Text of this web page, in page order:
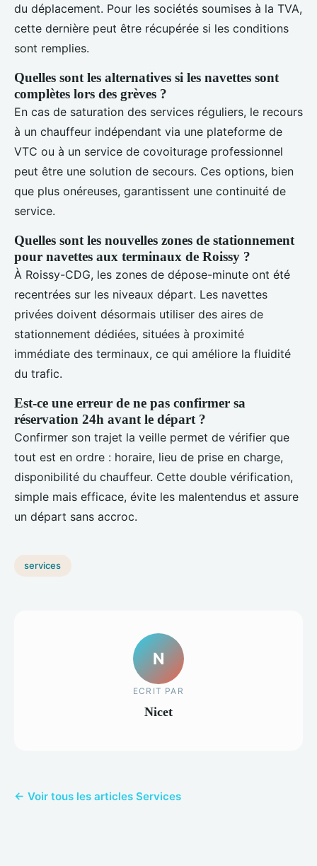
du déplacement. Pour les sociétés soumises à la TVA,
cette dernière peut être récupérée si les conditions
sont remplies.
Quelles sont les alternatives si les navettes sont
complètes lors des grèves ?
En cas de saturation des services réguliers, le recours
à un chauffeur indépendant via une plateforme de
VTC ou à un service de covoiturage professionnel
peut être une solution de secours. Ces options, bien
que plus onéreuses, garantissent une continuité de
service.
Quelles sont les nouvelles zones de stationnement
pour navettes aux terminaux de Roissy ?
À Roissy-CDG, les zones de dépose-minute ont été
recentrées sur les niveaux départ. Les navettes
privées doivent désormais utiliser des aires de
stationnement dédiées, situées à proximité
immédiate des terminaux, ce qui améliore la fluidité
du trafic.
Est-ce une erreur de ne pas confirmer sa
réservation 24h avant le départ ?
Confirmer son trajet la veille permet de vérifier que
tout est en ordre : horaire, lieu de prise en charge,
disponibilité du chauffeur. Cette double vérification,
simple mais efficace, évite les malentendus et assure
un départ sans accroc.
services
N
ECRIT PAR
Nicet
← Voir tous les articles Services